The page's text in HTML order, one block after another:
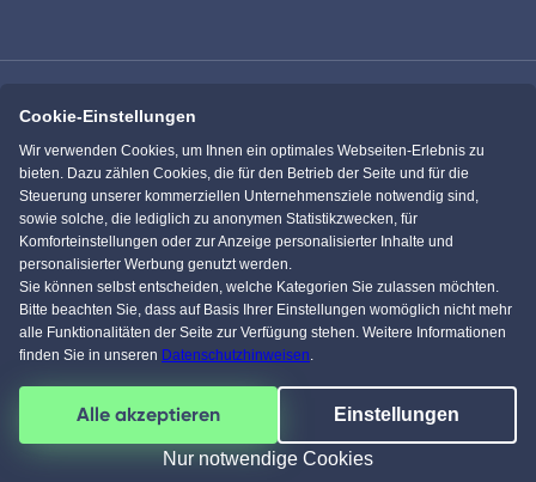
Immowelt.de Bauen.de
Massivhaus.de Bungalow.de
Einfamilienhaus.de
© 1996-2026 pw-Internet Solutions GmbH
4,5 von über61591Kunden
Facebook
Pinterest
Instagram
YouTube
Cookie-Einstellungen
Wir verwenden Cookies, um Ihnen ein optimales Webseiten-Erlebnis zu
bieten. Dazu zählen Cookies, die für den Betrieb der Seite und für die
Steuerung unserer kommerziellen Unternehmensziele notwendig sind,
sowie solche, die lediglich zu anonymen Statistikzwecken, für
Komforteinstellungen oder zur Anzeige personalisierter Inhalte und
personalisierter Werbung genutzt werden.
Sie können selbst entscheiden, welche Kategorien Sie zulassen möchten.
Bitte beachten Sie, dass auf Basis Ihrer Einstellungen womöglich nicht mehr
alle Funktionalitäten der Seite zur Verfügung stehen. Weitere Informationen
finden Sie in unseren Datenschutzhinweisen.
Alle akzeptieren Einstellungen
Nur notwendige Cookies